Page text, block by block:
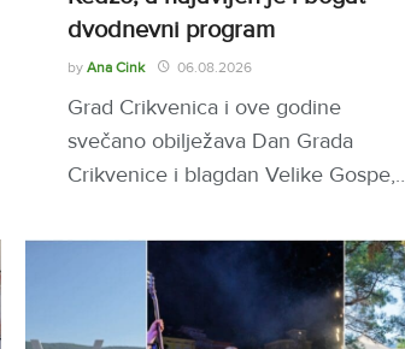
dvodnevni program
by Ana Cink 06.08.2026
Grad Crikvenica i ove godine
svečano obilježava Dan Grada
Crikvenice i blagdan Velike